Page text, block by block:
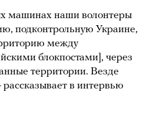
машинах наши волонтеры
подконтрольную Украине,
между
блокпостами], через
территории. Везде
в интервью